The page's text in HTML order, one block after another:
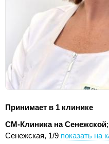
Принимает в 1 клинике
СМ-Клиника на Сенежской
Сенежская, 1/9 показать на